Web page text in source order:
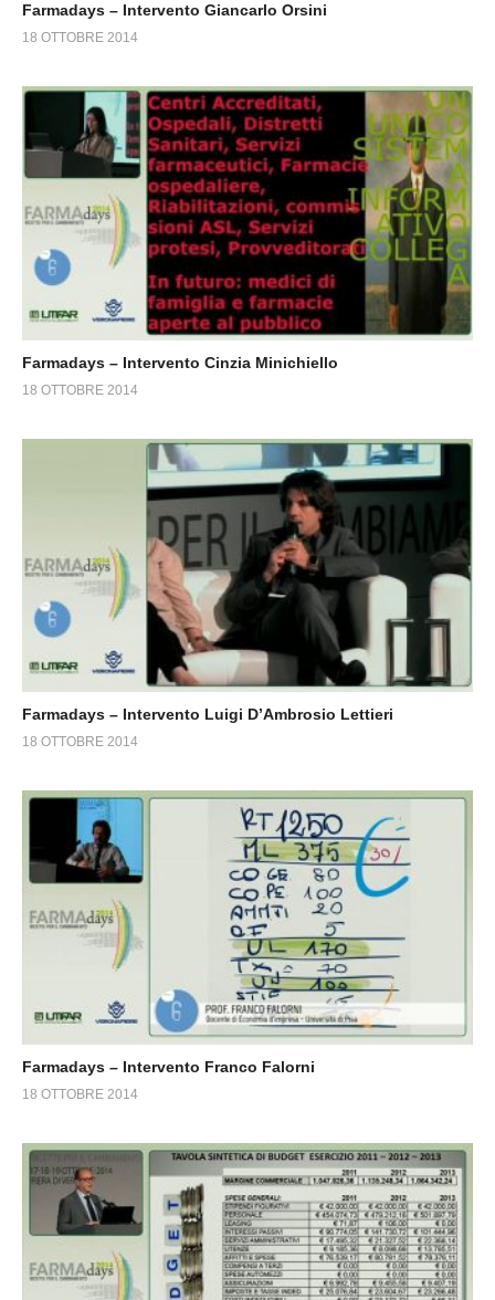
Farmadays – Intervento Giancarlo Orsini
18 OTTOBRE 2014
Farmadays – Intervento Cinzia Minichiello
18 OTTOBRE 2014
Farmadays – Intervento Luigi D’Ambrosio Lettieri
18 OTTOBRE 2014
Farmadays – Intervento Franco Falorni
18 OTTOBRE 2014